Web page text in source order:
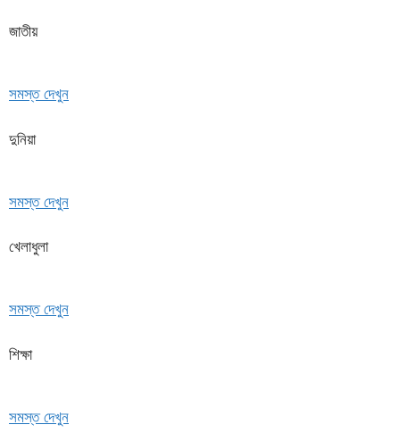
জাতীয়
সমস্ত দেখুন
দুনিয়া
সমস্ত দেখুন
খেলাধুলা
সমস্ত দেখুন
শিক্ষা
সমস্ত দেখুন